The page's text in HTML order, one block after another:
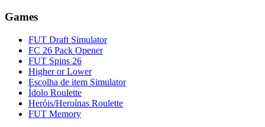
Games
FUT Draft Simulator
FC 26 Pack Opener
FUT Spins 26
Higher or Lower
Escolha de item Simulator
Ídolo Roulette
Heróis/Heroínas Roulette
FUT Memory